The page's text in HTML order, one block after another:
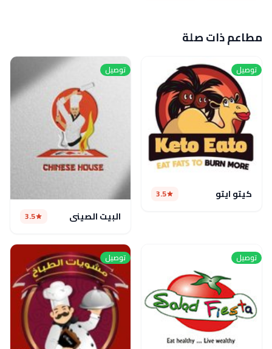
مطاعم ذات صلة
توصيل
كيتو ايتو 3.5
توصيل
البيت الصيني 3.5
توصيل توصيل